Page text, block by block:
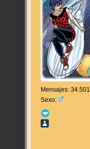
Mensajes: 34.501
Sexo: